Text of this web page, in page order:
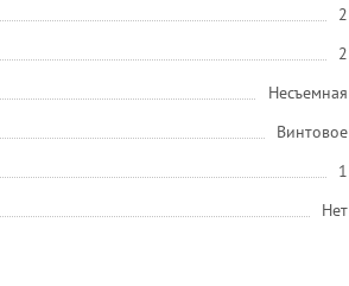
2
2
Несъемная
Винтовое
1
Нет